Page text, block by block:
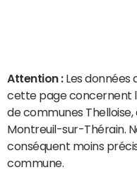
Attention : Les données
cette page concernent
de communes
Montreuil-sur-Thérain.
conséquent moins
commune.